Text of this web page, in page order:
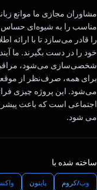
مشاوران مجازی ما موانع
مناسب را به شیوه‌ای حساس
را قادر می‌سازد تا با ارائه
خود را در دست بگیرند. ما
شخصی‌سازی می‌شود،
برای همه، صرف‌نظر از
می‌شود. این پروژه چیزی
اجتماعی است که باعث
می شود.
ساخته شده با
وب/کروم پایتون